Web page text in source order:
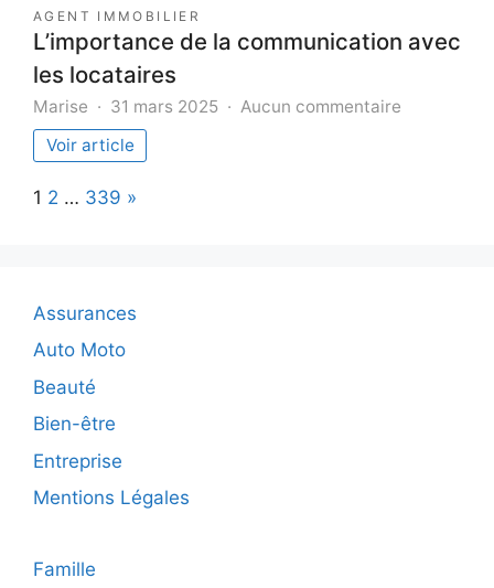
AGENT IMMOBILIER
L’importance de la communication avec
les locataires
Marise 31 mars 2025 Aucun commentaire
Voir article
Page:
1 2 … 339 Next
»
Assurances
Auto Moto
Beauté
Bien-être
Entreprise
Mentions Légales
Famille